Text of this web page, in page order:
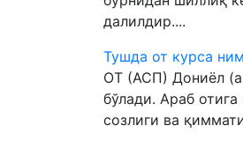
далилдир....
Тушда от курса
ОТ (АСП) Дониёл
бўлади. Араб
созлиги ва